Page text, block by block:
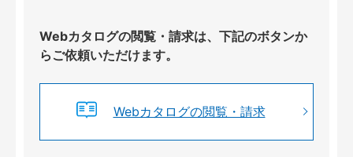
Webカタログの閲覧・請求は、下記のボタンか
らご依頼いただけます。
Webカタログの閲覧・請求